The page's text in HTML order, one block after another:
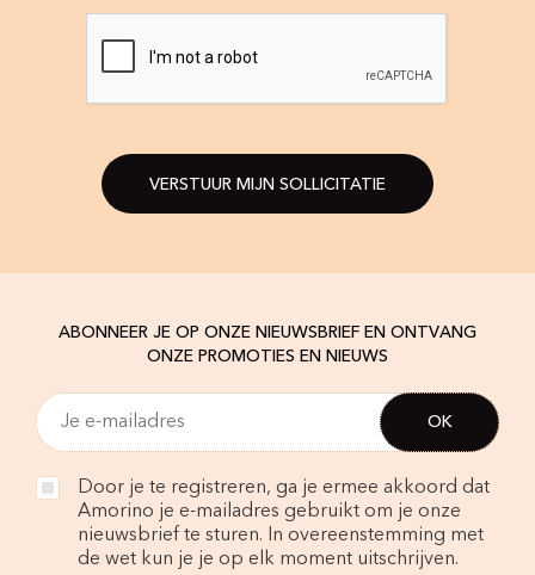
VERSTUUR MIJN SOLLICITATIE
ABONNEER JE OP ONZE NIEUWSBRIEF EN ONTVANG
ONZE PROMOTIES EN NIEUWS
Door je te registreren, ga je ermee akkoord dat
Amorino je e-mailadres gebruikt om je onze
nieuwsbrief te sturen. In overeenstemming met
de wet kun je je op elk moment uitschrijven.